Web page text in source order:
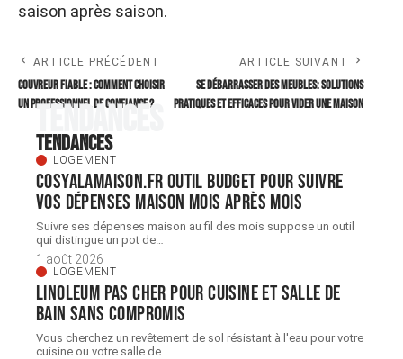
saison après saison.
ARTICLE PRÉCÉDENT
Couvreur fiable : comment choisir
un professionnel de confiance ?
ARTICLE SUIVANT
Se débarrasser des meubles: solutions
pratiques et efficaces pour vider une maison
Tendances
Tendances
LOGEMENT
Cosyalamaison.fr outil Budget pour suivre
vos dépenses maison mois après mois
Suivre ses dépenses maison au fil des mois suppose un outil
qui distingue un pot de
1 août 2026
LOGEMENT
Linoleum pas cher pour cuisine et salle de
bain sans compromis
Vous cherchez un revêtement de sol résistant à l'eau pour votre
cuisine ou votre salle de